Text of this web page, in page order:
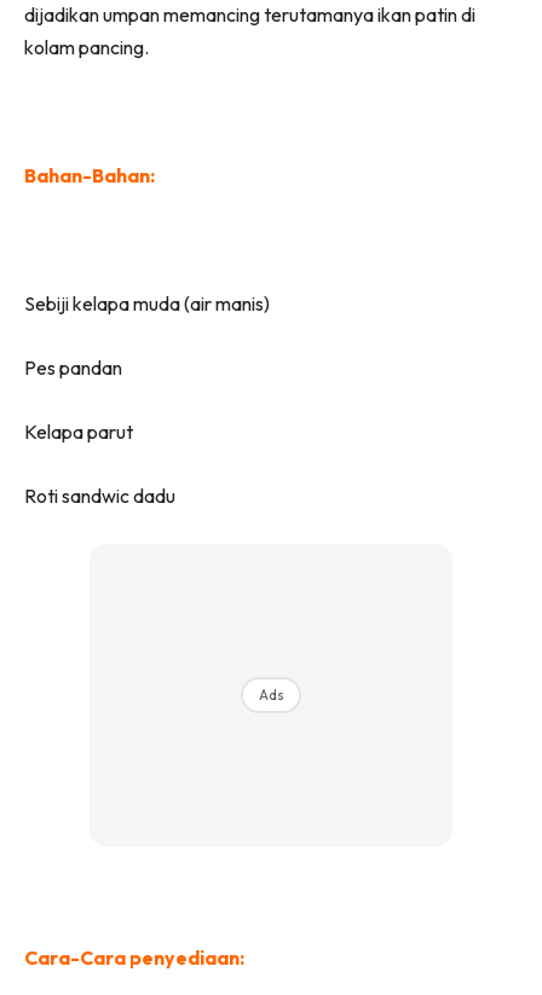
dijadikan umpan memancing terutamanya ikan patin di
kolam pancing.
Bahan-Bahan:
Sebiji kelapa muda (air manis)
Pes pandan
Kelapa parut
Roti sandwic dadu
Ads
Cara-Cara penyediaan: